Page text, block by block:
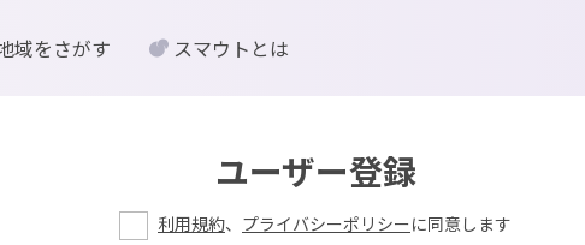
ユーザー登録
利用規約、 プライバシーポリシーに同意します
域をさがす スマウトとは